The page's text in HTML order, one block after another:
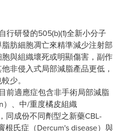
行研發的505(b)(1)全新小分子
肪細胞凋亡來精準減少注射部
與組織壞死或明顯傷害，副作
非侵入式局部減脂產品更低，
少。
前適應症包含非手術局部減脂
）、中/重度橘皮組織
同成份不同劑型之新藥CBL-
根氏症（Dercum's disease）與